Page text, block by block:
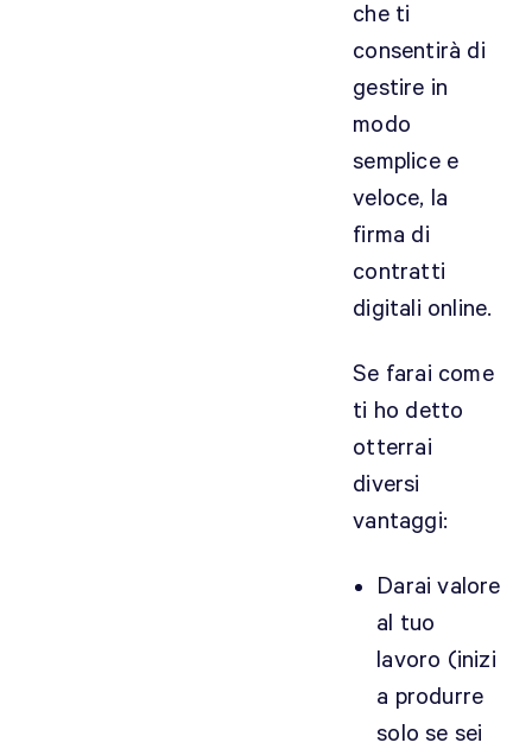
che ti
consentirà di
gestire in
modo
semplice e
veloce, la
firma di
contratti
digitali online.
Se farai come
ti ho detto
otterrai
diversi
vantaggi:
Darai valore
al tuo
lavoro (inizi
a produrre
solo se sei